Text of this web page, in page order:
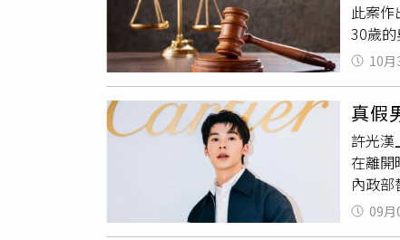
動看起
福利社
氣，並
對於
新兵
此案
30歲
串通，
顧女
急送
吳男在
搶過刀
處吳男
及焦
10
真假
許光漢
在離開
內政
會，王
席，
09月